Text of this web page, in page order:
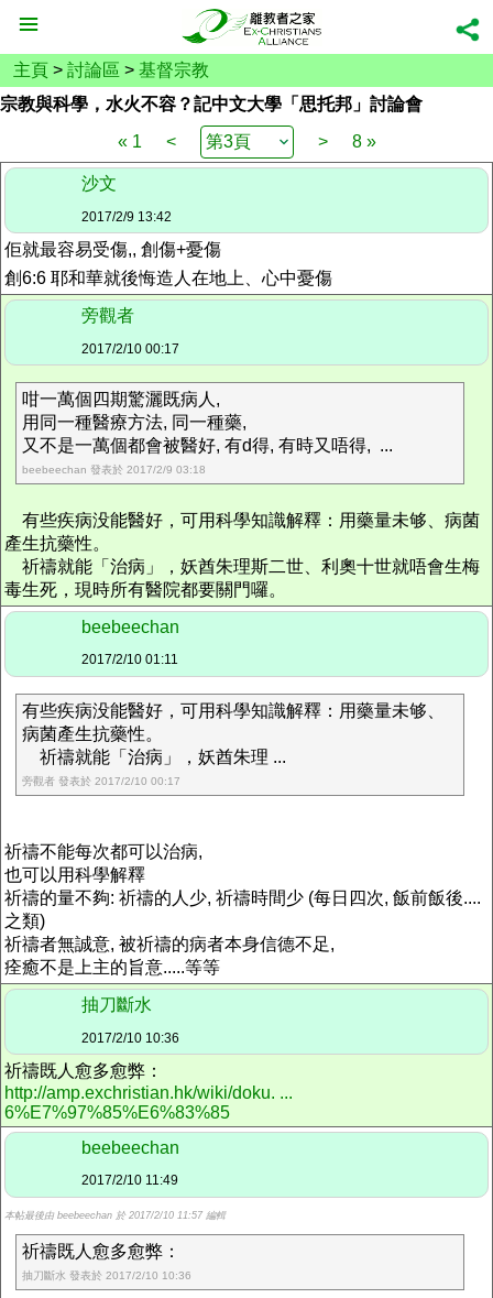
主頁 > 討論區 > 基督宗教
宗教與科學，水火不容？記中文大學「思托邦」討論會
« 1
< > 8 »
沙文
2017/2/9 13:42
佢就最容易受傷,, 創傷+憂傷
創6:6 耶和華就後悔造人在地上、心中憂傷
旁觀者
2017/2/10 00:17
咁一萬個四期驚灑既病人,
用同一種醫療方法, 同一種藥,
又不是一萬個都會被醫好, 有d得, 有時又唔得, ...
beebeechan 發表於 2017/2/9 03:18
有些疾病没能醫好，可用科學知識解釋：用藥量未够、病菌
產生抗藥性。
祈禱就能「治病」，妖酋朱理斯二世、利奧十世就唔會生梅
毒生死，現時所有醫院都要關門囉。
beebeechan
2017/2/10 01:11
有些疾病没能醫好，可用科學知識解釋：用藥量未够、
病菌產生抗藥性。
祈禱就能「治病」，妖酋朱理 ...
旁觀者 發表於 2017/2/10 00:17
祈禱不能每次都可以治病,
也可以用科學解釋
祈禱的量不夠: 祈禱的人少, 祈禱時間少 (每日四次, 飯前飯後....
之類)
祈禱者無誠意, 被祈禱的病者本身信德不足,
痊癒不是上主的旨意.....等等
抽刀斷水
2017/2/10 10:36
祈禱既人愈多愈弊：
http://amp.exchristian.hk/wiki/doku. ...
6%E7%97%85%E6%83%85
beebeechan
2017/2/10 11:49
本帖最後由 beebeechan 於 2017/2/10 11:57 編輯
祈禱既人愈多愈弊：
抽刀斷水 發表於 2017/2/10 10:36